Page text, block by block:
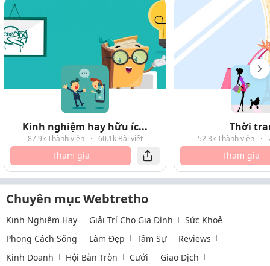
Kinh nghiệm hay hữu íc...
87.9k Thành viên · 60.1k Bài viết
Tham gia
Thời
52.3k Thành viên ·
Tham gia
Chuyên mục Webtretho
Kinh Nghiệm Hay Giải Trí Cho Gia Đình
Sức Khoẻ
Phong Cách Sống
Làm Đẹp Tâm Sự
Reviews
Kinh Doanh
Hội Bàn Tròn Cưới Giao Dịch